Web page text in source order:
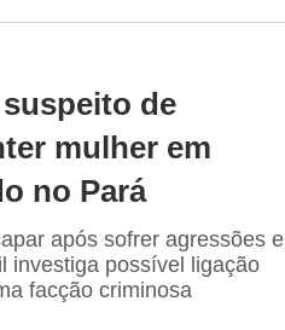
de
mulher em
no Pará
após sofrer agressões e
investiga possível ligação
facção criminosa